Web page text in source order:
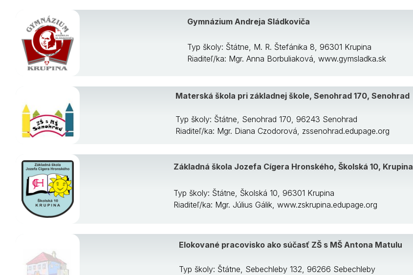
Žiar nad Hronom
Gymnázium Andreja Sládkoviča
Typ školy: Štátne, M. R. Štefánika 8, 96301 Krupina
Riaditeľ/ka: Mgr. Anna Borbuliaková, www.gymsladka.sk
Materská škola pri základnej škole, Senohrad 170, Senohrad
Typ školy: Štátne, Senohrad 170, 96243 Senohrad
Riaditeľ/ka: Mgr. Diana Czodorová, zssenohrad.edupage.org
Základná škola Jozefa Cígera Hronského, Školská 10, Krupina
Typ školy: Štátne, Školská 10, 96301 Krupina
Riaditeľ/ka: Mgr. Július Gálik, www.zskrupina.edupage.org
Elokované pracovisko ako súčasť ZŠ s MŠ Antona Matulu
Typ školy: Štátne, Sebechleby 132, 96266 Sebechleby